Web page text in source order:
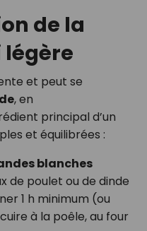
de la
et peut se
, en
principal d’un
et équilibrées :
blanches
de poulet ou de dinde
1 h minimum (ou
à la poêle, au four